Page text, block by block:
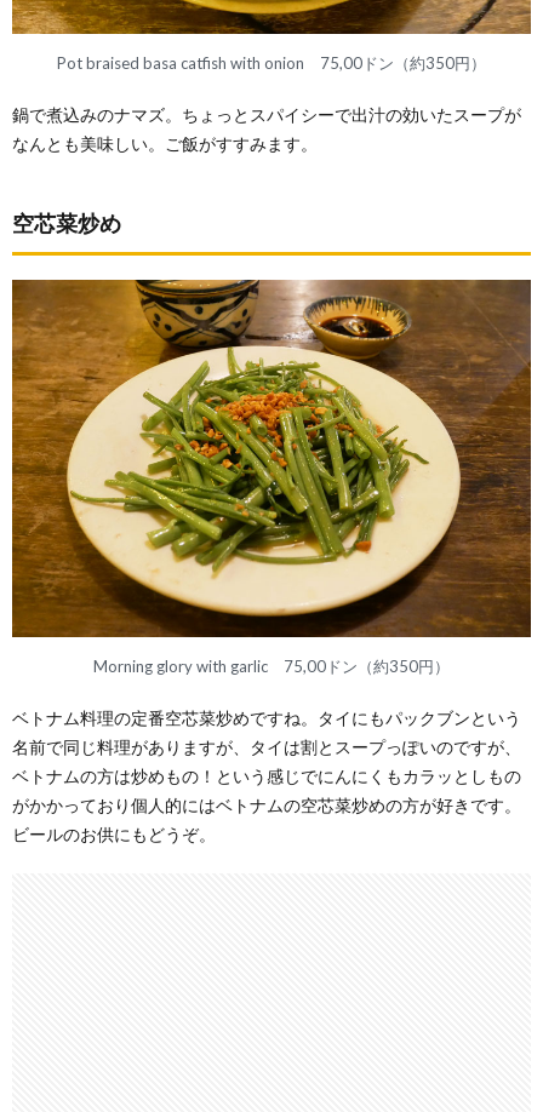
Pot braised basa catfish with onion 75,00ドン（約350円）
鍋で煮込みのナマズ。ちょっとスパイシーで出汁の効いたスープが
なんとも美味しい。ご飯がすすみます。
空芯菜炒め
Morning glory with garlic 75,00ドン（約350円）
ベトナム料理の定番空芯菜炒めですね。タイにもパックブンという
名前で同じ料理がありますが、タイは割とスープっぽいのですが、
ベトナムの方は炒めもの！という感じでにんにくもカラッとしもの
がかかっており個人的にはベトナムの空芯菜炒めの方が好きです。
ビールのお供にもどうぞ。